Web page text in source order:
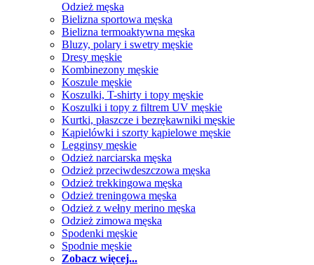
Odzież męska
Bielizna sportowa męska
Bielizna termoaktywna męska
Bluzy, polary i swetry męskie
Dresy męskie
Kombinezony męskie
Koszule męskie
Koszulki, T-shirty i topy męskie
Koszulki i topy z filtrem UV męskie
Kurtki, płaszcze i bezrękawniki męskie
Kąpielówki i szorty kąpielowe męskie
Legginsy męskie
Odzież narciarska męska
Odzież przeciwdeszczowa męska
Odzież trekkingowa męska
Odzież treningowa męska
Odzież z wełny merino męska
Odzież zimowa męska
Spodenki męskie
Spodnie męskie
Zobacz więcej...